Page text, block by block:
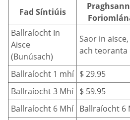
Fad Síntiúis
Ballraíocht In
Aisce
(Bunúsach)
Saor in aisce,
ach teoranta
Ballraíocht 1 mhí $ 29.95
Ballraíocht 3 Mhí $ 59.95
Ballraíocht 6 Mhí Ballraíocht 6